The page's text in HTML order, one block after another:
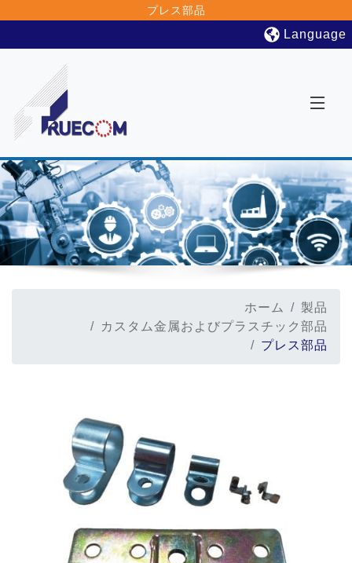
プレス部品
Language
ホーム
製品
カスタム金属およびプラスチック部品
プレス部品